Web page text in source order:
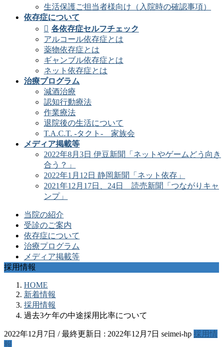
生活保護ご担当者様向け（入院時の確認事項）
依存症について
各依存症セルフチェック
アルコール依存症とは
薬物依存症とは
ギャンブル依存症とは
ネット依存症とは
治療プログラム
減酒治療
認知行動療法
作業療法
退院後の生活について
T.A.C.T. -タクト- 家族会
メディア掲載等
2022年8月3日 伊豆新聞「ネットやゲームどう向き
合う？」
2022年1月12日 静岡新聞「ネット依存」
2021年12月17日、24日 読売新聞「つながりキャ
ンプ」
当院の紹介
受診のご案内
依存症について
治療プログラム
メディア掲載等
採用情報
HOME
新着情報
採用情報
過去3ケ年の中途採用比率について
2022年12月7日 / 最終更新日 : 2022年12月7日 seimei-hp 採用情
報